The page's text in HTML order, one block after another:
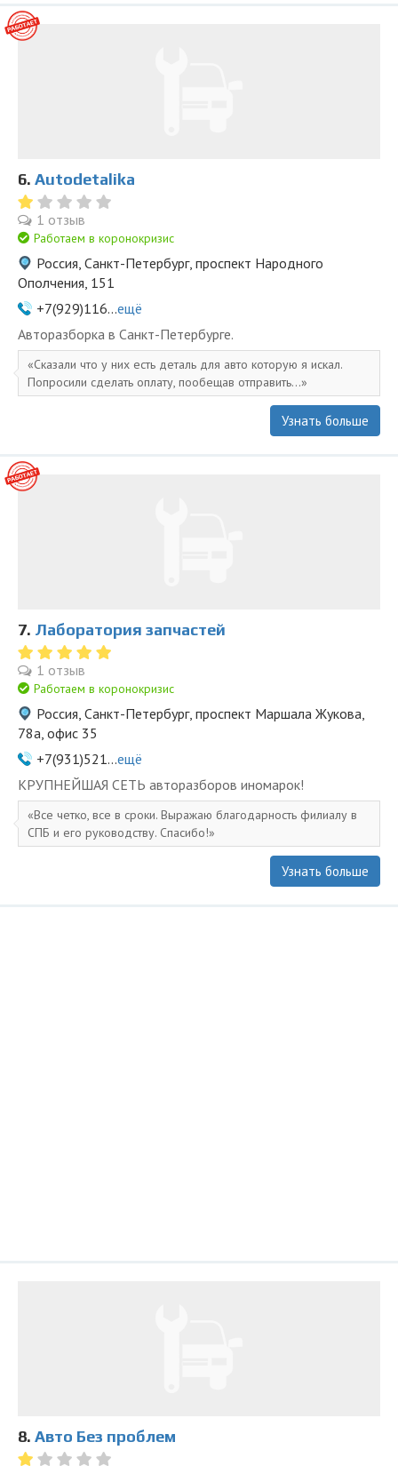
6. Autodetalika
1 отзыв
Работаем в коронокризис
Россия, Санкт-Петербург, проспект Народного
Ополчения, 151
+7(929)116...ещё
Авторазборка в Санкт-Петербурге.
Сказали что у них есть деталь для авто которую я искал.
Попросили сделать оплату, пообещав отправить...
Узнать больше
7. Лаборатория запчастей
1 отзыв
Работаем в коронокризис
Россия, Санкт-Петербург, проспект Маршала Жукова,
78а, офис 35
+7(931)521...ещё
KPУПНЕЙШAЯ СЕTЬ aвторазбopов иномapoк!
Все четко, все в сроки. Выражаю благодарность филиалу в
СПБ и его руководству. Спасибо!
Узнать больше
8. Авто Без проблем